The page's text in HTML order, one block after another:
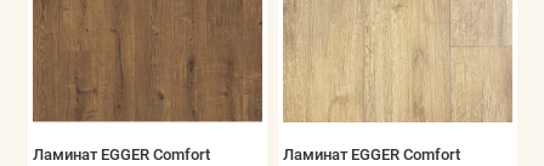
Ламинат EGGER Comfort
Ламинат EGGER Comfort